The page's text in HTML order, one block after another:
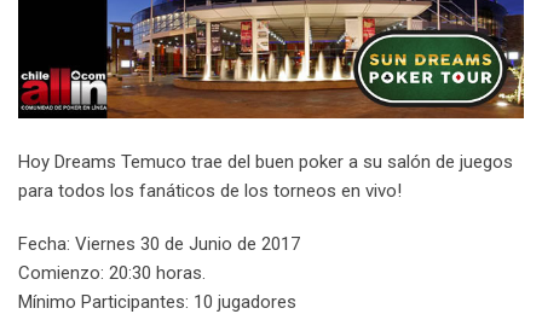
Hoy Dreams Temuco trae del buen poker a su salón de juegos
para todos los fanáticos de los torneos en vivo!
Fecha: Viernes 30 de Junio de 2017
Comienzo: 20:30 horas.
Mínimo Participantes: 10 jugadores